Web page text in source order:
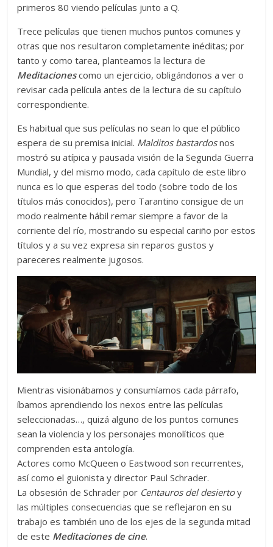
primeros 80 viendo películas junto a Q.
Trece películas que tienen muchos puntos comunes y
otras que nos resultaron completamente inéditas; por
tanto y como tarea, planteamos la lectura de
Meditacionescomo un ejercicio, obligándonos a ver o
revisar cada película antes de la lectura de su capítulo
correspondiente.
Es habitual que sus películas no sean lo que el público
espera de su premisa inicial. Malditos bastardosnos
mostró su atípica y pausada visión de la Segunda Guerra
Mundial, y del mismo modo, cada capítulo de este libro
nunca es lo que esperas del todo (sobre todo de los
títulos más conocidos), pero Tarantino consigue de un
modo realmente hábil remar siempre a favor de la
corriente del río, mostrando su especial cariño por estos
títulos y a su vez expresa sin reparos gustos y
pareceres realmente jugosos.
Mientras visionábamos y consumíamos cada párrafo,
íbamos aprendiendo los nexos entre las películas
seleccionadas…, quizá alguno de los puntos comunes
sean la violencia y los personajes monolíticos que
comprenden esta antología.
Actores como McQueen o Eastwood son recurrentes,
así como el guionista y director Paul Schrader.
La obsesión de Schrader por Centauros del desiertoy
las múltiples consecuencias que se reflejaron en su
trabajo es también uno de los ejes de la segunda mitad
de este Meditaciones de cine.